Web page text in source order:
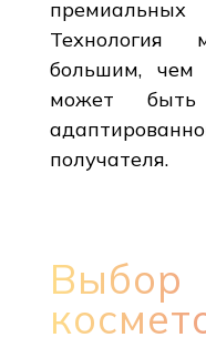
большим, чем
может быть
получателя.
Выбор